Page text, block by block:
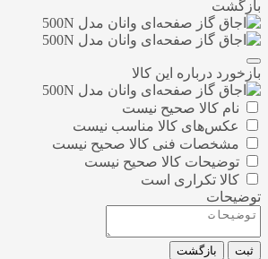
بازگشت
بازخورد درباره این کالا
نام کالا صحیح نیست
عکس‌های کالا مناسب نیست
مشخصات فنی کالا صحیح نیست
توضیحات کالا صحیح نیست
کالا تکراری است
توضیحات
ثبت بازگشت